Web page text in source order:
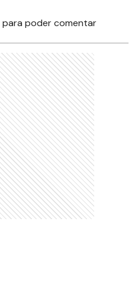
para poder comentar